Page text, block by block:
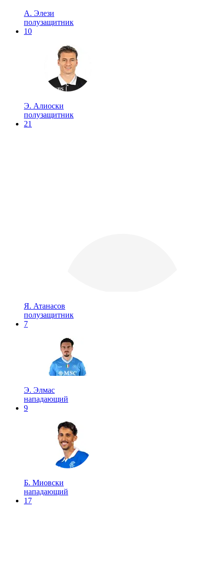
А. Элези
полузащитник
10
Э. Алиоски
полузащитник
21
Я. Атанасов
полузащитник
7
Э. Элмас
нападающий
9
Б. Миовски
нападающий
17